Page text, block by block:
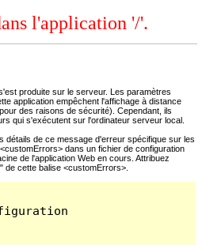
l'application '/'.
produite sur le serveur. Les paramètres
application empêchent l'affichage à distance
des raisons de sécurité). Cependant, ils
qui s'exécutent sur l'ordinateur serveur local.
détails de ce message d'erreur spécifique sur les
dans un fichier de configuration
de l'application Web en cours. Attribuez
de cette balise <customErrors>.